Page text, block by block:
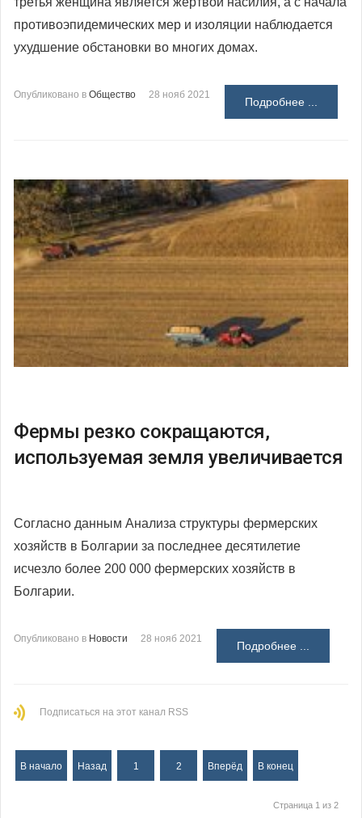
противоэпидемических мер и изоляции наблюдается
ухудшение обстановки во многих домах.
Опубликовано в Общество 28 нояб 2021
Подробнее ...
Фермы резко сокращаются,
используемая земля увеличивается
Согласно данным Анализа структуры фермерских
хозяйств в Болгарии за последнее десятилетие
исчезло более 200 000 фермерских хозяйств в
Болгарии.
Опубликовано в Новости 28 нояб 2021
Подробнее ...
Подписаться на этот канал RSS
В начало Назад 1 2 Вперёд В конец
Страница 1 из 2